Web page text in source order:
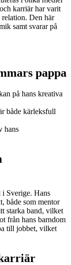
karriär har varit
relation. Den här
samt svarar på
pappa
på hans kreativa
både kärleksfull
hans
Sverige. Hans
både som mentor
starka band, vilket
från hans barndom
till jobbet, vilket